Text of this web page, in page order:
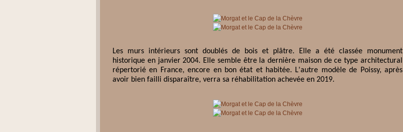
Les murs intérieurs sont doublés de bois et plâtre. Elle a été classée monument
historique en janvier 2004. Elle semble être la dernière maison de ce type architectural
répertorié en France, encore en bon état et habitée. L'autre modèle de Poissy, après
avoir bien failli disparaître, verra sa réhabilitation achevée en 2019.